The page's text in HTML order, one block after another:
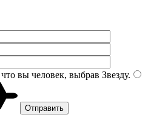
вы человек, выбрав Звезду.